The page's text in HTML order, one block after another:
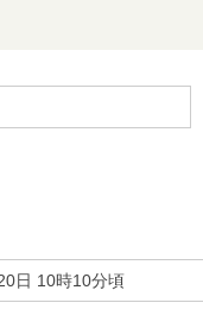
日 10時10分頃